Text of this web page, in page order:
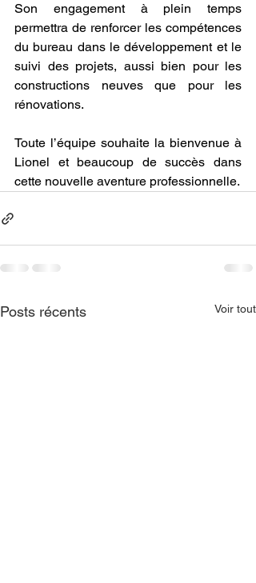
Son engagement à plein temps
permettra de renforcer les compétences
du bureau dans le développement et le
suivi des projets, aussi bien pour les
constructions neuves que pour les
rénovations.
Toute l’équipe souhaite la bienvenue à
Lionel et beaucoup de succès dans
cette nouvelle aventure professionnelle.
Posts récents Voir tout